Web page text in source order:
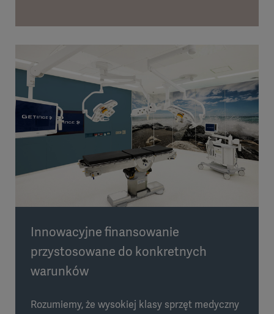
Innowacyjne finansowanie
przystosowane do konkretnych
warunków
Rozumiemy, że wysokiej klasy sprzęt medyczny